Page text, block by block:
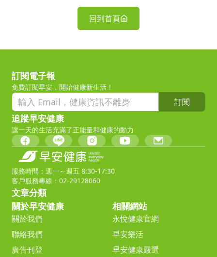
回到首頁
訂閱電子報
免費訂閱早安，開始健康新生活！
訂閱
追蹤早安健康
讓一天的生活充滿了正能量和健康的動力
服務時間：週一～週五 8:30-17:30
客戶服務專線：02-29128060
文章分類
關於早安健康
關於我們
聯絡我們
廣告刊登
相關網站
永悅健康官網
早安樂活
早安健康嚴選